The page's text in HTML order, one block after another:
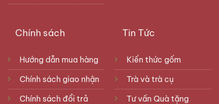
Chính sách
Hướng dẫn mua hàng
Chính sách giao nhận
Chính sách đổi trả
Tin Tức
Kiến thức gốm
Trà và trà cụ
Tư vấn Quà tặng